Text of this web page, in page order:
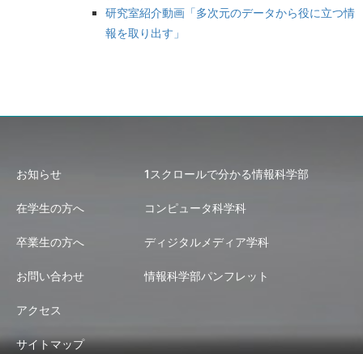
研究室紹介動画「多次元のデータから役に立つ情
報を取り出す」
お知らせ
在学生の方へ
卒業生の方へ
お問い合わせ
アクセス
サイトマップ
1スクロールで分かる情報科学部
コンピュータ科学科
ディジタルメディア学科
情報科学部パンフレット